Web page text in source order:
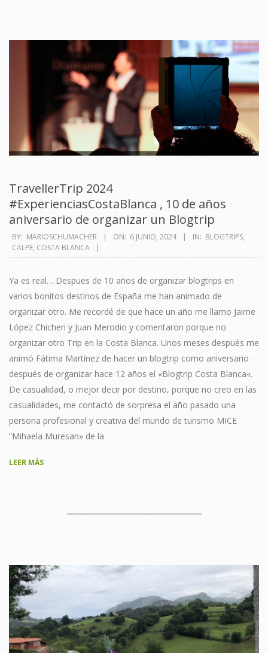
TravellerTrip 2024
#ExperienciasCostaBlanca , 10 de años
aniversario de organizar un Blogtrip
2024-
06-
BY: MARIOSCHUMACHER ON: 6 JUNIO, 2024 IN: BLOGTRIPS,
CALPE, COSTA BLANCA
Ya es real… Despues de 10 años de organizar blogtrips en
varios bonitos destinos de España me han animado de
organizar otro. Me recordé de que hace un año me llamo Jaime
López Chicheri y Juan Merodio y comentaron porque no
organizar otro Trip en la Costa Blanca. Unos meses después me
animó Fátima Martínez de hacer un blogtrip como aniversario
después de organizar hace 12 años el «Blogtrip Costa Blanca«.
De casualidad, o mejor decir por destino, porque no creo en las
casualidades, me contactó de sorpresa el año pasado una
persona profesional y creativa del mundo de turismo MICE
“Mihaela Muresan» de la
LEER MÁS